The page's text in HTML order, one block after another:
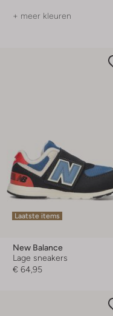
+ meer kleuren
Laatste items
New Balance
Lage sneakers
€ 64,95